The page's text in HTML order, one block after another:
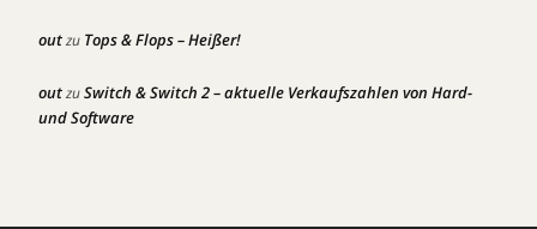
outzu Tops & Flops – Heißer!
outzuSwitch & Switch 2 – aktuelle Verkaufszahlen von Hard-
und Software